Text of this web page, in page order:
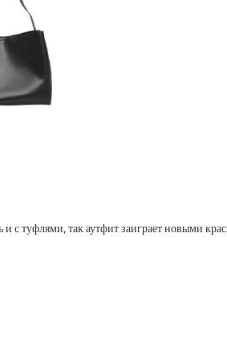
с туфлями, так аутфит заиграет новыми